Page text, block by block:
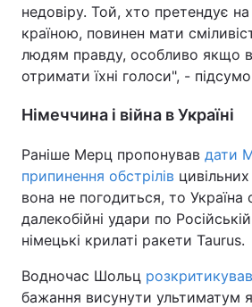
недовіру. Той, хто претендує
країною, повинен мати
людям правду, особливо якщо
отримати їхні голоси", -
Німеччина і війна в Україні
Раніше Мерц пропонував дати
припинення обстрілів
вона не погодиться, то Україна
далекобійні удари по
німецькі крилаті ракети Taurus.
Водночас Шольц
бажання висунути ультиматум